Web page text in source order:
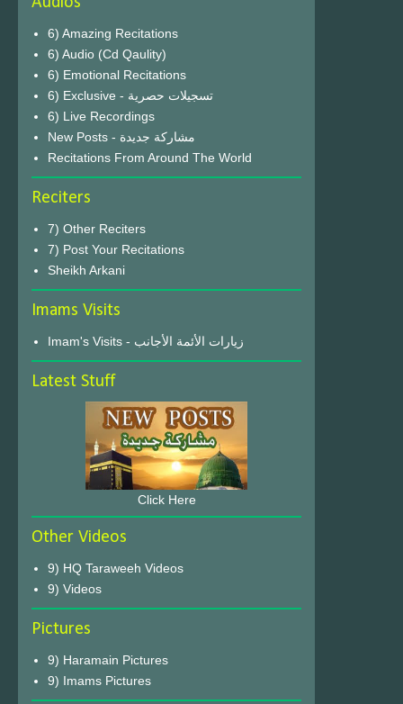
6) Amazing Recitations
6) Audio (Cd Qaulity)
6) Emotional Recitations
6) Exclusive - تسجيلات حصرية
6) Live Recordings
New Posts - مشاركة جديدة
Recitations From Around The World
Reciters
7) Other Reciters
7) Post Your Recitations
Sheikh Arkani
Imams Visits
Imam's Visits - زيارات الأئمة الأجانب
Latest Stuff
Click Here
Other Videos
9) HQ Taraweeh Videos
9) Videos
Pictures
9) Haramain Pictures
9) Imams Pictures